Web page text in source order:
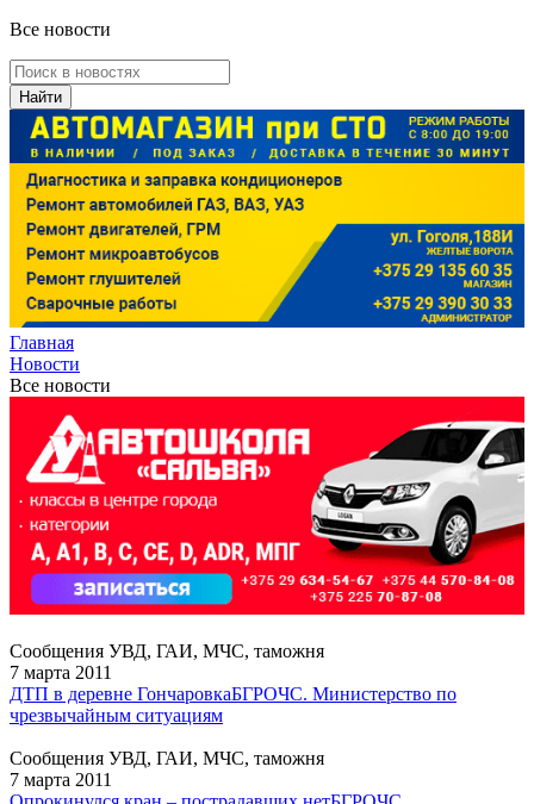
Все новости
Найти
Главная
Новости
Все новости
Сообщения УВД, ГАИ, МЧС, таможня
7 марта 2011
ДТП в деревне ГончаровкаБГРОЧС. Министерство по
чрезвычайным ситуациям
Сообщения УВД, ГАИ, МЧС, таможня
7 марта 2011